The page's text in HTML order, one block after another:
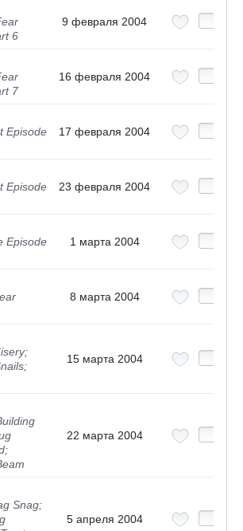
6
9 февраля 2004
7
16 февраля 2004
Episode
17 февраля 2004
Episode
23 февраля 2004
Episode
1 марта 2004
8 марта 2004
15 марта 2004
22 марта 2004
Snag;
5 апреля 2004